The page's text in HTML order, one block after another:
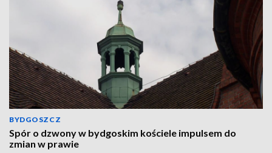
BYDGOSZCZ
Spór o dzwony w bydgoskim kościele impulsem do
zmian w prawie